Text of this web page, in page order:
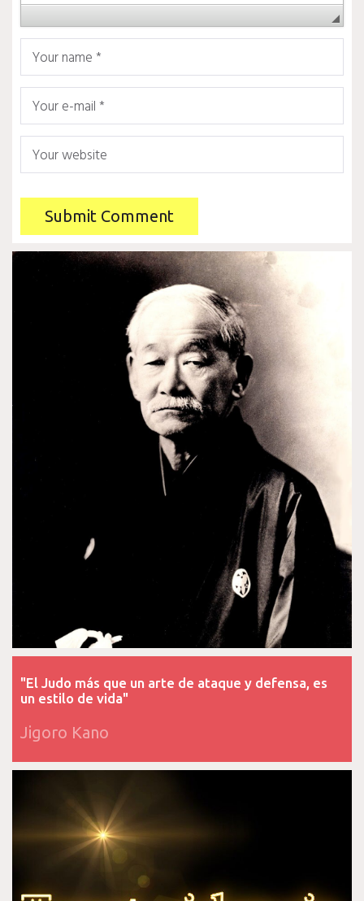
"El Judo más que un arte de ataque y defensa, es
un estilo de vida"
Jigoro Kano